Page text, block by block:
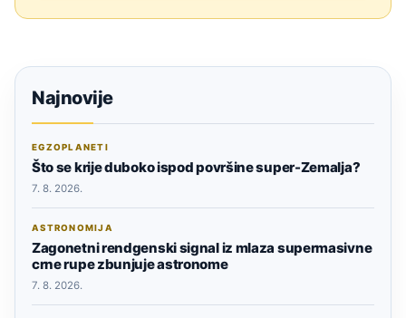
Najnovije
EGZOPLANETI
Što se krije duboko ispod površine super-Zemalja?
7. 8. 2026.
ASTRONOMIJA
Zagonetni rendgenski signal iz mlaza supermasivne
crne rupe zbunjuje astronome
7. 8. 2026.